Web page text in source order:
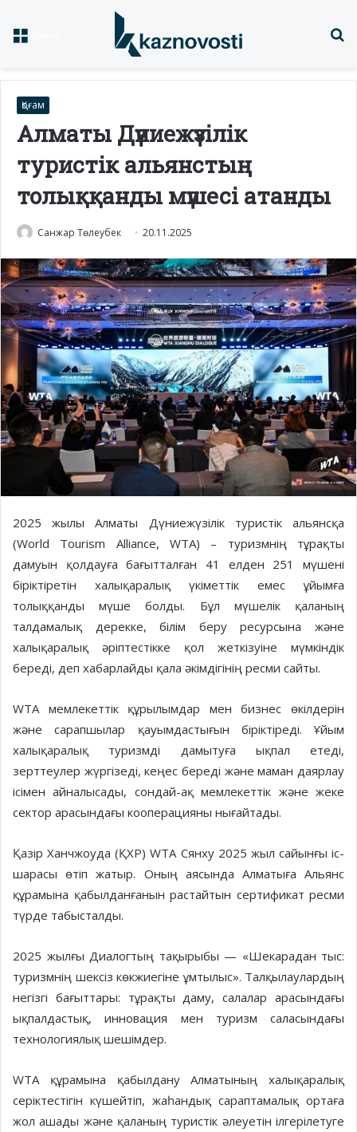
Қоғам
Алматы Дүниежүзілік
туристік альянстың
толыққанды мүшесі атанды
Санжар Төлеубек 20.11.2025
2025 жылы Алматы Дүниежүзілік туристік альянсқа
(World Tourism Alliance, WTA) – туризмнің тұрақты
дамуын қолдауға бағытталған 41 елден 251 мүшені
біріктіретін халықаралық үкіметтік емес ұйымға
толыққанды мүше болды. Бұл мүшелік қаланың
талдамалық дерекке, білім беру ресурсына және
халықаралық әріптестікке қол жеткізуіне мүмкіндік
береді, деп хабарлайды қала әкімдігінің ресми сайты.
WTA мемлекеттік құрылымдар мен бизнес өкілдерін
және сарапшылар қауымдастығын біріктіреді. Ұйым
халықаралық туризмді дамытуға ықпал етеді,
зерттеулер жүргізеді, кеңес береді және маман даярлау
ісімен айналысады, сондай-ақ мемлекеттік және жеке
сектор арасындағы кооперацияны нығайтады.
Қазір Ханчжоуда (ҚХР) WTA Сянху 2025 жыл сайынғы іс-
шарасы өтіп жатыр. Оның аясында Алматыға Альянс
құрамына қабылданғанын растайтын сертификат ресми
түрде табысталды.
2025 жылғы Диалогтың тақырыбы — «Шекарадан тыс:
туризмнің шексіз көкжиегіне ұмтылыс». Талқылаулардың
негізгі бағыттары: тұрақты даму, салалар арасындағы
ықпалдастық, инновация мен туризм саласындағы
технологиялық шешімдер.
WTA құрамына қабылдану Алматының халықаралық
серіктестігін күшейтіп, жаһандық сараптамалық ортаға
жол ашады және қаланың туристік әлеуетін ілгерілетуге